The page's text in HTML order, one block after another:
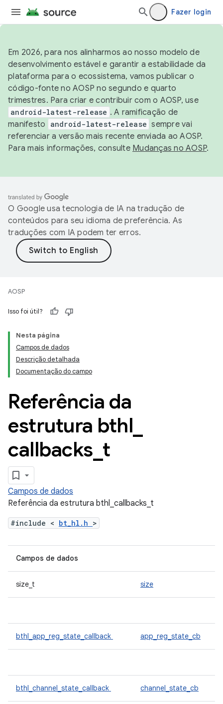
Fazer login
Em 2026, para nos alinharmos ao nosso modelo de
desenvolvimento estável e garantir a estabilidade da
plataforma para o ecossistema, vamos publicar o
código-fonte no AOSP no segundo e quarto
trimestres. Para criar e contribuir com o AOSP, use
android-latest-release . A ramificação de
manifesto
android-latest-release sempre vai
referenciar a versão mais recente enviada ao AOSP.
Para mais informações, consulte Mudanças no AOSP.
O Google usa tecnologia de IA na tradução de
conteúdos para seu idioma de preferência. As
traduções com IA podem ter erros.
AOSP
Isso foi útil?
Nesta página
Campos de dados
Descrição detalhada
Documentação do campo
Referência da
estrutura bthl
callbacks t
Campos de dados
Referência da estrutura bthl_callbacks_t
#include < bt_hl.h >
Campos de dados
size_t size
bthl_app_reg_state_callback app_reg_state_cb
bthl_channel_state_callback channel_state_cb